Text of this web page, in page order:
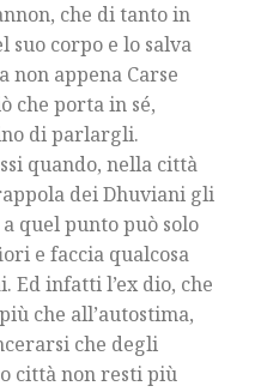
che di tanto in
corpo e lo salva
non appena Carse
che porta in sé,
di parlargli.
quando, nella città
dei Dhuviani gli
quel punto può solo
e faccia qualcosa
Ed infatti l’ex dio, che
che all’autostima,
che degli
città non resti più